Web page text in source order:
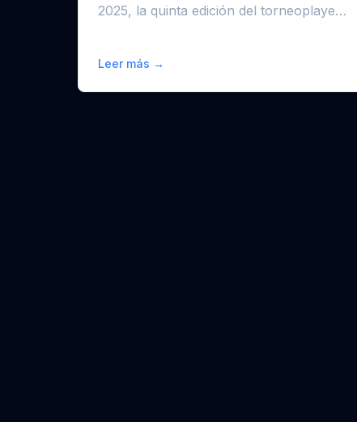
2025, la quinta edición del torneoplayero
Leer más →